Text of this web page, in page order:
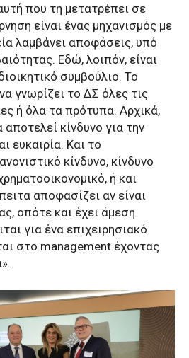
που τη μετατρέπει σε
είναι ένας μηχανισμός με
λαμβάνει αποφάσεις, υπό
Εδώ, λοιπόν, είναι
συμβούλιο. Το
γνωρίζει το ΔΣ όλες τις
ή όλα τα πρότυπα. Αρχικά,
κίνδυνο για την
ευκαιρία. Και το
κίνδυνο, κίνδυνο
ή και
αποφασίζει αν είναι
οπότε και έχει άμεση
για ένα επιχειρησιακό
στο management έχοντας